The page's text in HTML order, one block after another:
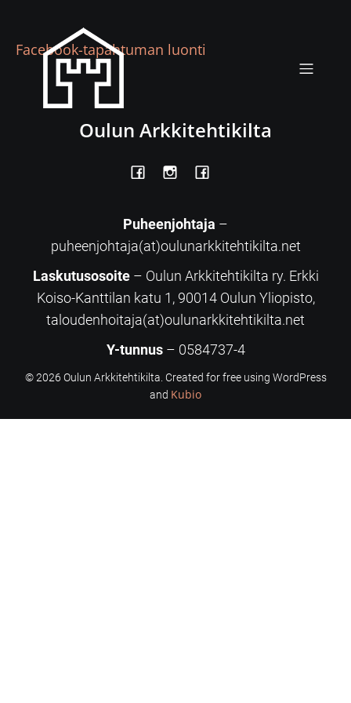
Facebook-tapahtuman luonti
Oulun Arkkitehtikilta
Puheenjohtaja –
puheenjohtaja(at)oulunarkkitehtikilta.net
Laskutusosoite– Oulun Arkkitehtikilta ry. Erkki
Koiso-Kanttilan katu 1, 90014 Oulun Yliopisto,
taloudenhoitaja(at)oulunarkkitehtikilta.net
Y-tunnus – 0584737-4
© 2026 Oulun Arkkitehtikilta. Created for free using WordPress
and Kubio